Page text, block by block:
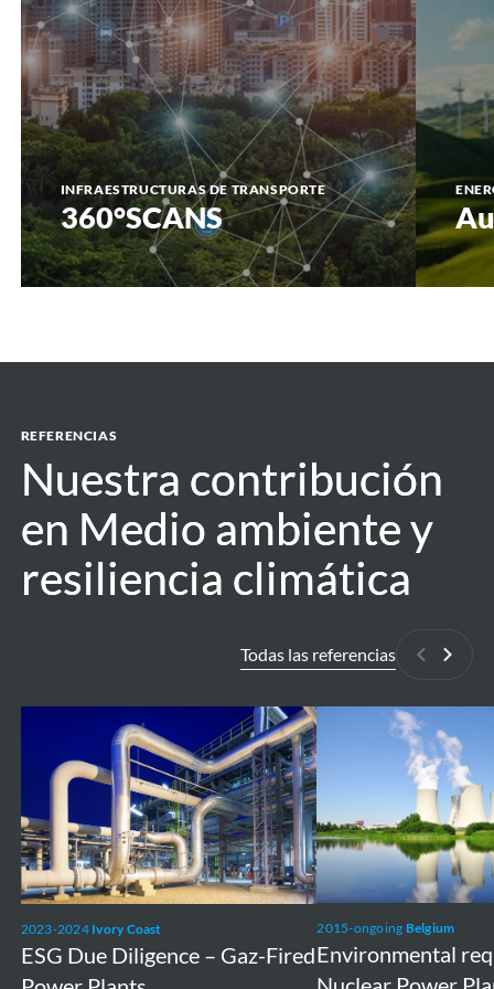
INFRAESTRUCTURAS DE TRANSPORTE
360°SCANS
REFERENCIAS
Nuestra contribución
en Medio ambiente y
resiliencia climática
Nuestra contribución
en Medio ambiente y
resiliencia climática
Todas las referencias
Anterior
2023-2024 Ivory Coast
ESG Due Diligence – Gaz-Fired
Diligence
–
Gaz-
Fired
Power
Plants
2015-ongoing Belgium
Environmental
Environmental
requirements
Nuclear
Power
Plants
Doel
and
Tihange